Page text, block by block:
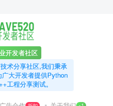
开发者社区
术分享社区,我们秉承
大开发者提供Python
工程分享测试。